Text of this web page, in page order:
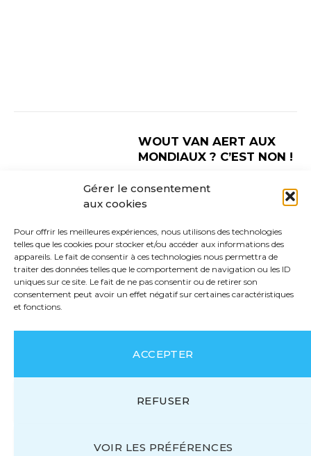
Gérer le consentement
aux cookies
Pour offrir les meilleures expériences, nous utilisons des technologies
telles que les cookies pour stocker et/ou accéder aux informations des
appareils. Le fait de consentir à ces technologies nous permettra de
traiter des données telles que le comportement de navigation ou les ID
uniques sur ce site. Le fait de ne pas consentir ou de retirer son
consentement peut avoir un effet négatif sur certaines caractéristiques
et fonctions.
ACCEPTER
REFUSER
VOIR LES PRÉFÉRENCES
WOUT VAN AERT AUX
MONDIAUX ? C’EST NON !
2024
0